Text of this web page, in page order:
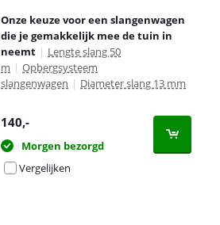
Onze keuze voor een slangenwagen
die je gemakkelijk mee de tuin in
neemt | Lengte slang 50
m | Opbergsysteem
slangenwagen | Diameter slang 13 mm
140,-
Morgen bezorgd
Vergelijken